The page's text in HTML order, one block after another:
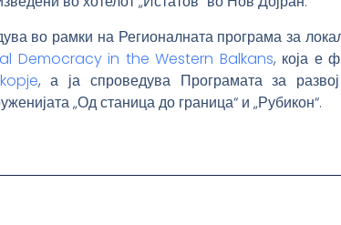
во рамки на Регионалната програма за
Democracy in the Western Balkans, која е
, а ја спроведува Програмата за
„Од станица до граница“ и „Рубикон“.